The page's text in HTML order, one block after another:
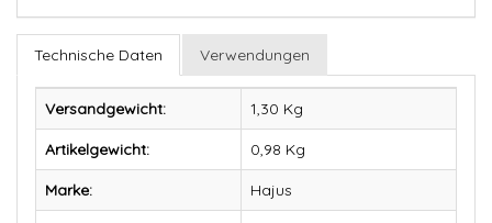
Technische Daten Verwendungen
Versandgewicht: 1,30 Kg
Artikelgewicht: 0,98 Kg
Marke: Hajus